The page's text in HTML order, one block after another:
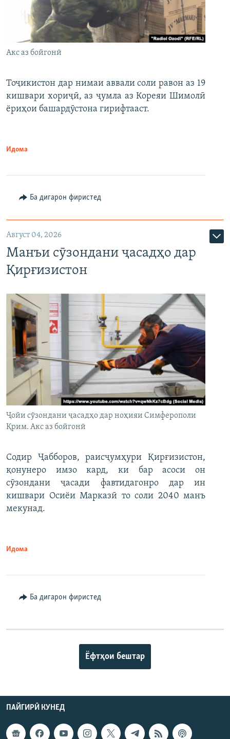
Акс аз бойгонӣ
Тоҷикистон дар нимаи аввали соли равон аз 19
кишвари хориҷӣ, аз ҷумла аз Кореяи Шимолӣ
ёриҳои башардӯстона гирифтааст.
Идома
Ба дигарон фиристед
Август 04, 2026
Манъи сӯзондани ҷасадҳо дар
Қирғизистон
Ҷойи сӯзондани ҷасадҳо дар ноҳияи Симферополи
Қрим. Акс аз бойгонӣ
Содир Ҷабборов, раисҷумҳури Қирғизистон,
қонунеро имзо кард, ки бар асоси он
сӯзондани ҷасади фавтидагонро дар ин
кишвари Осиёи Марказӣ то соли 2040 манъ
мекунад.
Идома
Ба дигарон фиристед
Ёфтҳои бештар
ПАЙГИРӢ КУНЕД